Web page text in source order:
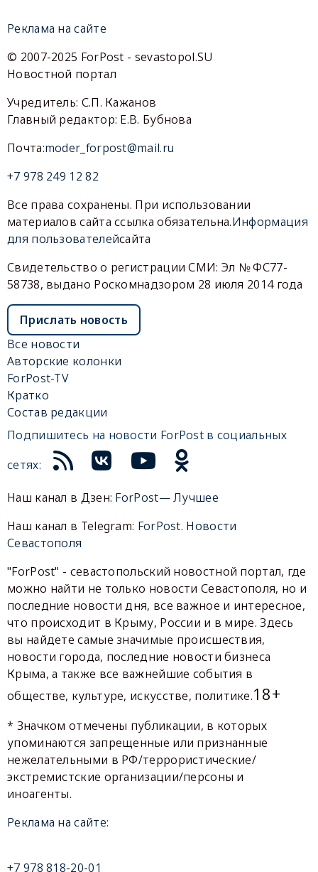
Реклама на сайте
© 2007-2025 ForPost - sevastopol.SU
Новостной портал
Учредитель: С.П. Кажанов
Главный редактор: Е.В. Бубнова
Почта:moder_forpost@mail.ru
+7 978 249 12 82
Все права сохранены. При использовании
материалов сайта ссылка обязательна.Информация
для пользователейсайта
Свидетельство о регистрации СМИ: Эл № ФС77-
58738, выдано Роскомнадзором 28 июля 2014 года
Прислать новость
Все новости
Авторские колонки
ForPost-TV
Кратко
Состав редакции
Подпишитесь на новости ForPost в социальных
сетях:
Наш канал в Дзен: ForPost— Лучшее
Наш канал в Telegram: ForPost. Новости
Севастополя
"ForPost" - севастопольский новостной портал, где
можно найти не только новости Севастополя, но и
последние новости дня, все важное и интересное,
что происходит в Крыму, России и в мире. Здесь
вы найдете самые значимые происшествия,
новости города, последние новости бизнеса
Крыма, а также все важнейшие события в
обществе, культуре, искусстве, политике.18+
* Значком отмечены публикации, в которых
упоминаются запрещенные или признанные
нежелательными в РФ/террористические/
экстремистские организации/персоны и
иноагенты.
Реклама на сайте:
+7 978 818-20-01